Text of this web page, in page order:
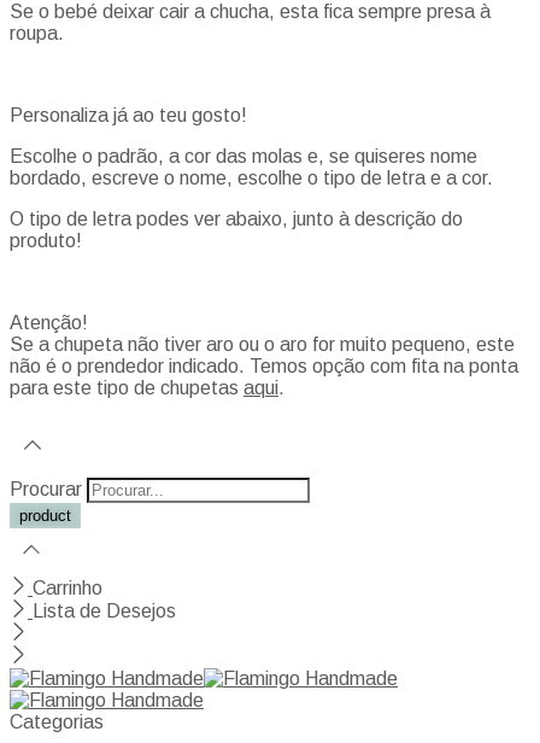
Se o bebé deixar cair a chucha, esta fica sempre presa à
roupa.
Personaliza já ao teu gosto!
Escolhe o padrão, a cor das molas e, se quiseres nome
bordado, escreve o nome, escolhe o tipo de letra e a cor.
O tipo de letra podes ver abaixo, junto à descrição do
produto!
Atenção!
Se a chupeta não tiver aro ou o aro for muito pequeno, este
não é o prendedor indicado. Temos opção com fita na ponta
para este tipo de chupetas aqui.
Procurar
Carrinho
Lista de Desejos
Categorias